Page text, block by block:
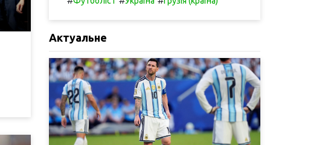
Актуальне